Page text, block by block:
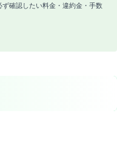
確認したい料金・違約金・手数